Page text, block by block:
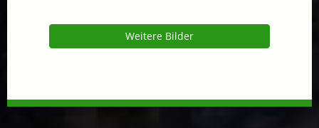
Weitere Bilder